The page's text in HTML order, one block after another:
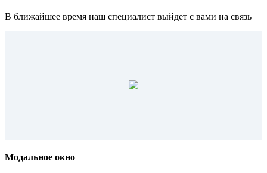
В ближайшее время наш специалист выйдет с вами на связь
Модальное окно